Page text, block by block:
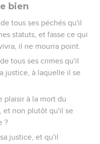
bien
tous ses péchés qu'il
statuts, et fasse ce qui
il ne mourra point.
tous ses crimes qu'il
justice, à laquelle il se
plaisir à la mort du
et non plutôt qu'il se
?
justice, et qu'il